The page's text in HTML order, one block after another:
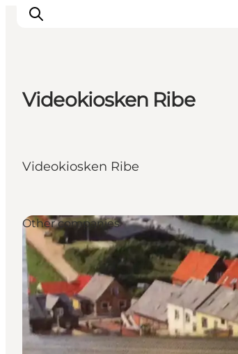
Cosa fare
Videokiosken Ribe
Videokiosken Ribe
Other companies